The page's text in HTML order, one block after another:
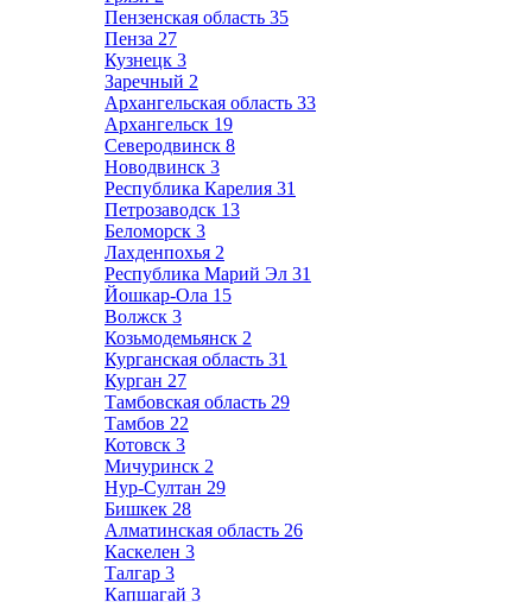
Пензенская область 35
Пенза 27
Кузнецк 3
Заречный 2
Архангельская область 33
Архангельск 19
Северодвинск 8
Новодвинск 3
Республика Карелия 31
Петрозаводск 13
Беломорск 3
Лахденпохья 2
Республика Марий Эл 31
Йошкар-Ола 15
Волжск 3
Козьмодемьянск 2
Курганская область 31
Курган 27
Тамбовская область 29
Тамбов 22
Котовск 3
Мичуринск 2
Нур-Султан 29
Бишкек 28
Алматинская область 26
Каскелен 3
Талгар 3
Капшагай 3